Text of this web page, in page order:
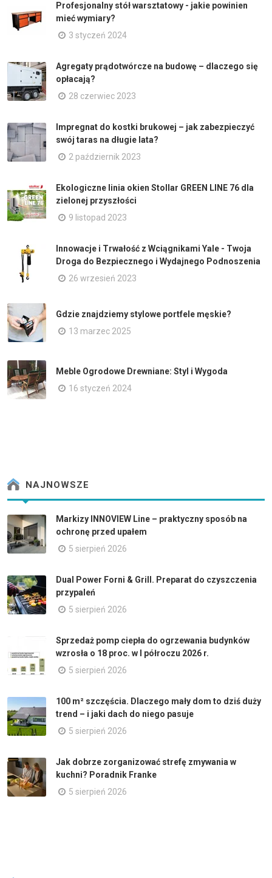
Profesjonalny stół warsztatowy - jakie powinien
mieć wymiary?
3 styczeń 2024
Agregaty prądotwórcze na budowę – dlaczego się
opłacają?
28 czerwiec 2023
Impregnat do kostki brukowej – jak zabezpieczyć
swój taras na długie lata?
2 październik 2023
Ekologiczne linia okien Stollar GREEN LINE 76 dla
zielonej przyszłości
9 listopad 2023
Innowacje i Trwałość z Wciągnikami Yale - Twoja
Droga do Bezpiecznego i Wydajnego Podnoszenia
26 wrzesień 2023
Gdzie znajdziemy stylowe portfele męskie?
13 marzec 2025
Meble Ogrodowe Drewniane: Styl i Wygoda
16 styczeń 2024
NAJNOWSZE
Markizy INNOVIEW Line – praktyczny sposób na
ochronę przed upałem
5 sierpień 2026
Dual Power Forni & Grill. Preparat do czyszczenia
przypaleń
5 sierpień 2026
Sprzedaż pomp ciepła do ogrzewania budynków
wzrosła o 18 proc. w I półroczu 2026 r.
5 sierpień 2026
100 m² szczęścia. Dlaczego mały dom to dziś duży
trend – i jaki dach do niego pasuje
5 sierpień 2026
Jak dobrze zorganizować strefę zmywania w
kuchni? Poradnik Franke
5 sierpień 2026